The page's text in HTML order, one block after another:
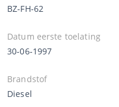
BZ-FH-62
Datum eerste toelating
30-06-1997
Brandstof
Diesel